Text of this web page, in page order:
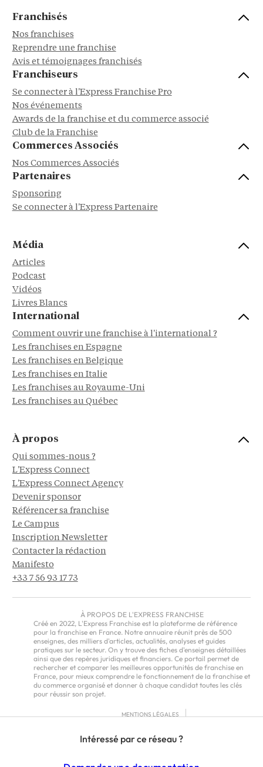
Intéressé par ce réseau ?
Franchisés
Nos franchises
Reprendre une franchise
Avis et témoignages franchisés
Franchiseurs
Se connecter à l'Express Franchise Pro
Nos événements
Awards de la franchise et du commerce associé
Club de la Franchise
Commerces Associés
Nos Commerces Associés
Partenaires
Sponsoring
Se connecter à l'Express Partenaire
Média
Articles
Podcast
Vidéos
Livres Blancs
International
Comment ouvrir une franchise à l'international ?
Les franchises en Espagne
Les franchises en Belgique
Les franchises en Italie
Les franchises au Royaume-Uni
Les franchises au Québec
À propos
Qui sommes-nous ?
L'Express Connect
L'Express Connect Agency
Devenir sponsor
Référencer sa franchise
Le Campus
Inscription Newsletter
Contacter la rédaction
Manifesto
+33 7 56 93 17 73
À PROPOS DE L'EXPRESS FRANCHISE
Créé en 2022, L'Express Franchise est la plateforme de référence
pour la franchise en France. Notre annuaire réunit près de 500
enseignes, des milliers d'articles, actualités, analyses et guides
pratiques sur le secteur. On y trouve des fiches d'enseignes détaillées
ainsi que des repères juridiques et financiers. Ce portail permet de
rechercher et comparer les meilleures opportunités de franchise en
France, pour mieux comprendre le fonctionnement de la franchise et
du commerce organisé et donner à chaque candidat toutes les clés
pour réussir son projet.
MENTIONS LÉGALES
CGU